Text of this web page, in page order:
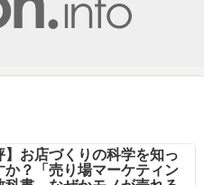
】お店づくりの科学を知っ
か？「売り場マーケティン